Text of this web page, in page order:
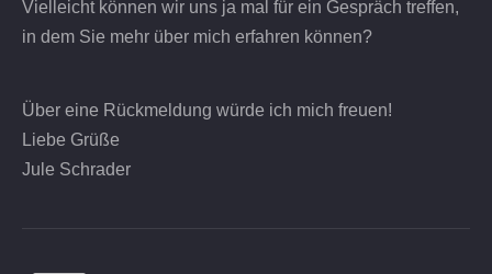
Vielleicht können wir uns ja mal für ein Gespräch treffen,
in dem Sie mehr über mich erfahren können?
Über eine Rückmeldung würde ich mich freuen!
Liebe Grüße
Jule Schrader